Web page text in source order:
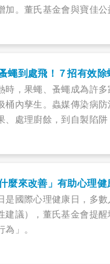
加。董氏基金會與寶佳
妍拍攝老年憂鬱防治宣
蠅到處飛！７招有效除
時，果蠅、蚤蠅成為許
桶內孳生。蟲媒傳染病
、處理廚餘，到自製陷
什麼來改善」有助心理
是國際心理健康日，多
建議），董氏基金會提
為」。